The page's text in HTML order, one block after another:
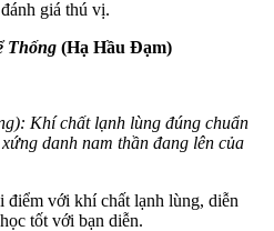
giá thú vị.
Thống (Hạ Hầu Đạm)
Khí chất lạnh lùng đúng chuẩn
danh nam thần đang lên của
điểm với khí chất lạnh lùng, diễn
tốt với bạn diễn.